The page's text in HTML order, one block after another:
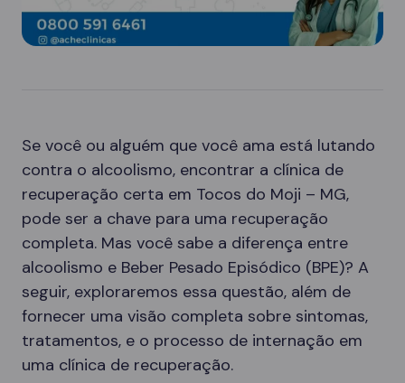
Se você ou alguém que você ama está lutando
contra o alcoolismo, encontrar a clínica de
recuperação certa em Tocos do Moji – MG,
pode ser a chave para uma recuperação
completa. Mas você sabe a diferença entre
alcoolismo e Beber Pesado Episódico (BPE)? A
seguir, exploraremos essa questão, além de
fornecer uma visão completa sobre sintomas,
tratamentos, e o processo de internação em
uma clínica de recuperação.